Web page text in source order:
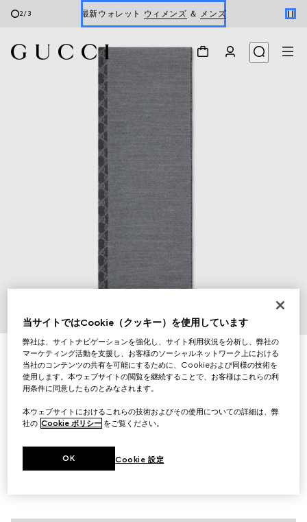
2/3 最新ウォレット ウィメンズ ＆ メンズ
オンライン限定 〔GGマーモント〕
/4
GG ウールジャカード スカーフ
￥73,700
（税込）
当サイトではCookie（クッキー）を使用しています
弊社は、サイトナビゲーションを強化し、サイト利用状況を分析し、弊社の
マーケティング活動を支援し、お客様のソーシャルネットワーク上における
当社のコンテンツの共有を可能にするために、Cookieおよび同様の技術を
使用します。本ウェブサイトの閲覧を継続することで、お客様はこれらの利
用条件に同意したものとみなされます。
本ウェブサイトにおけるこれらの技術およびその使用についての詳細は、弊
社の Cookie ポリシー をご覧ください。
Cookie 設定
OK